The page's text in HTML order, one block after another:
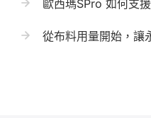
歐西瑪SPro 如何支
從布料用量開始，讓